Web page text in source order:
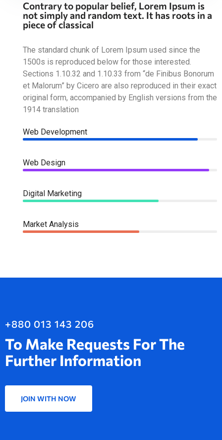
Contrary to popular belief, Lorem Ipsum is
not simply and random text. It has roots in a
piece of classical
The standard chunk of Lorem Ipsum used since the
1500s is reproduced below for those interested.
Sections 1.10.32 and 1.10.33 from “de Finibus Bonorum
et Malorum” by Cicero are also reproduced in their exact
original form, accompanied by English versions from the
1914 translation
Web Development
Web Design
Digital Marketing
Market Analysis
+880 013 143 206
To Make Requests For The
Further Information
JOIN WITH NOW